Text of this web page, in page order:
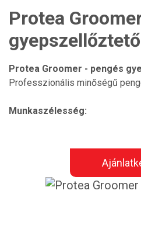
Protea
gyepszellőztető
Protea Groomer - pengés
Professzionális minőségű
Munkaszélesség: